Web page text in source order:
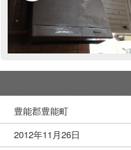
豊能郡豊能町
2012年11月26日